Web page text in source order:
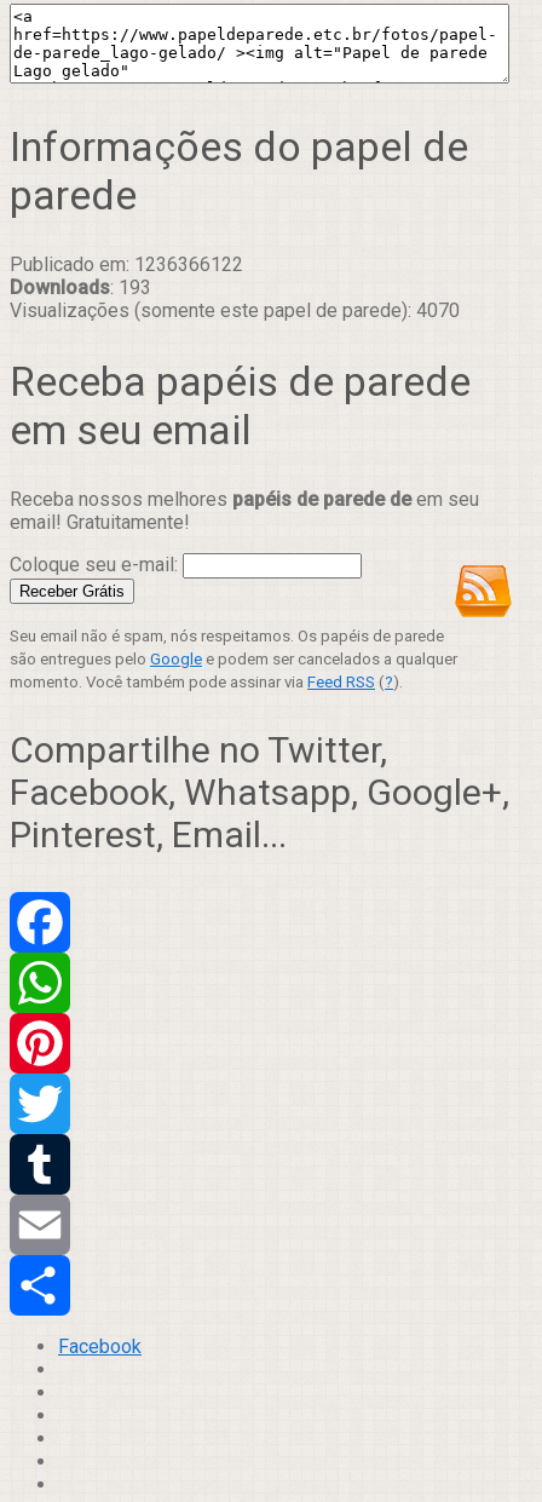
Informações do papel de
parede
Publicado em: 1236366122
Downloads: 193
Visualizações (somente este papel de parede): 4070
Receba papéis de parede
em seu email
Receba nossos melhores papéis de parede deem seu
email! Gratuitamente!
Coloque seu e-mail:
Seu email não é spam, nós respeitamos. Os papéis de parede
são entregues pelo Google e podem ser cancelados a qualquer
momento. Você também pode assinar via Feed RSS (?).
Compartilhe no Twitter,
Facebook, Whatsapp, Google+,
Pinterest, Email...
Facebook
WhatsApp
Pinterest
Twitter
Tumblr
Email
Compartilhar
Facebook